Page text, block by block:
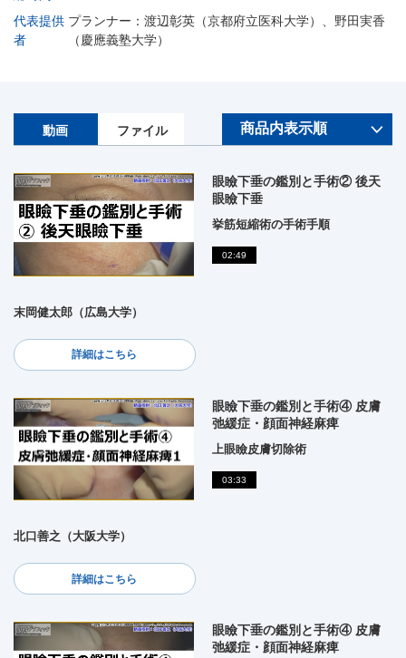
代表提供
者
プランナー：渡辺彰英（京都府立医科大学）、野田実香
（慶應義塾大学）
動画 ファイル
眼瞼下垂の鑑別と手術② 後天
眼瞼下垂
挙筋短縮術の手術手順
02:49
末岡健太郎（広島大学）
詳細はこちら
眼瞼下垂の鑑別と手術④ 皮膚
弛緩症・顔面神経麻痺
上眼瞼皮膚切除術
03:33
北口善之（大阪大学）
詳細はこちら
眼瞼下垂の鑑別と手術④ 皮膚
弛緩症・顔面神経麻痺